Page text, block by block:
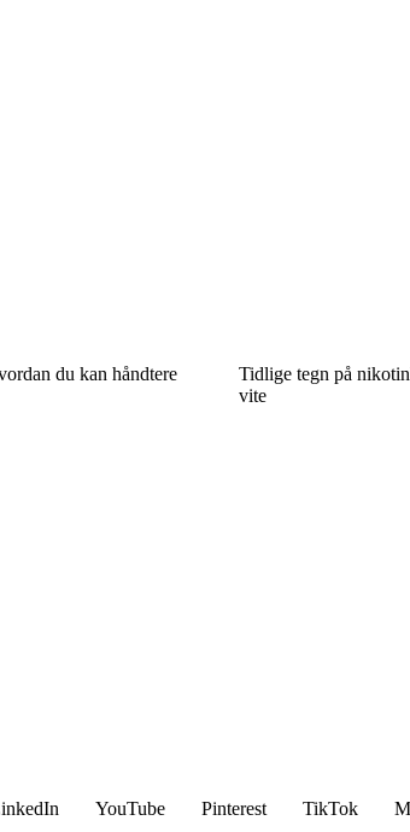
du kan håndtere
Tidlige tegn på
vite
YouTube Pinterest TikTok